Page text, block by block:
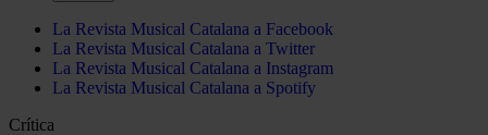
La Revista Musical Catalana a Facebook
La Revista Musical Catalana a Twitter
La Revista Musical Catalana a Instagram
La Revista Musical Catalana a Spotify
Crítica